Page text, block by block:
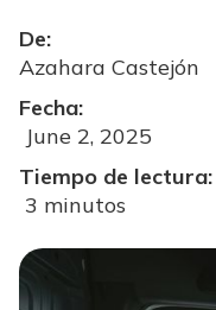
De:
Azahara Castejón
Fecha:
June 2, 2025
Tiempo de lectura:
3 minutos